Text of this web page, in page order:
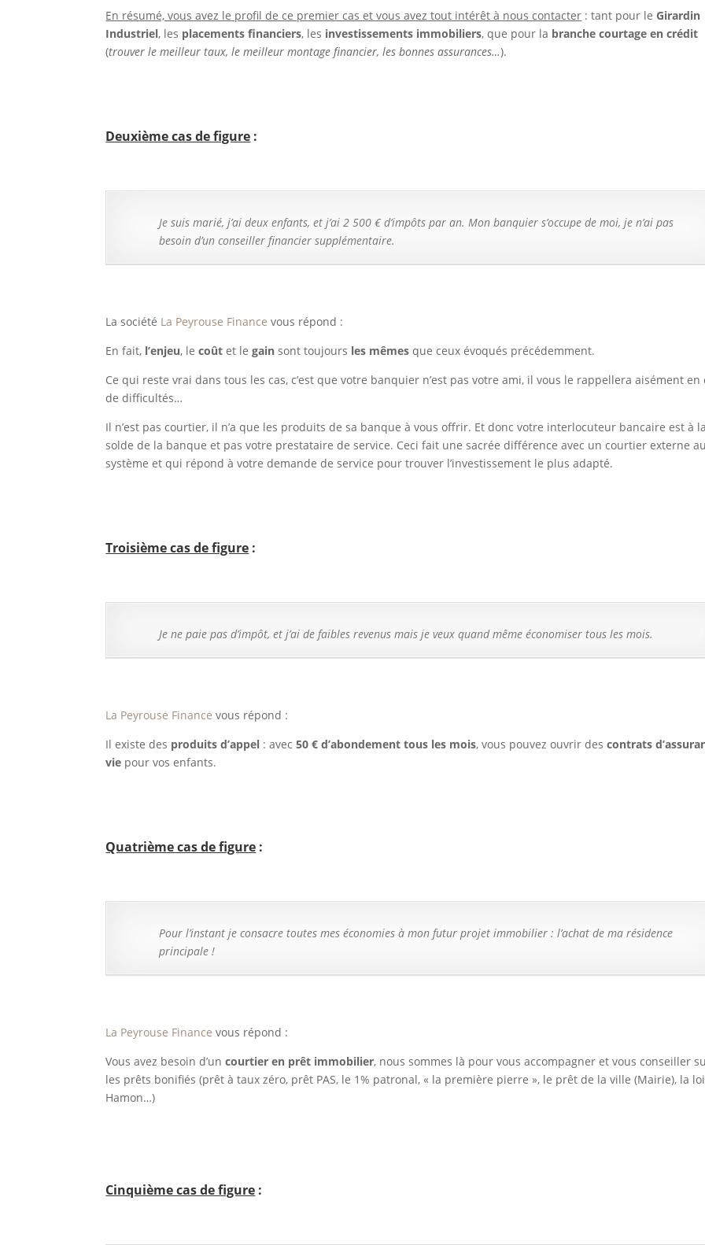
En résumé, vous avez le profil de ce premier cas et vous avez tout intérêt à nous contacter : tant pour leGirardin
Industriel, les placements financiers, les investissements immobiliers, que pour la branche courtage en crédit
(trouver le meilleur taux, le meilleur montage financier, les bonnes assurances…).
Deuxième cas de figure :
Je suis marié, j’ai deux enfants, et j’ai 2 500 € d’impôts par an. Mon banquier s’occupe de moi, je n’ai pas
besoin d’un conseiller financier supplémentaire.
La société La Peyrouse Finance vous répond :
En fait, l’enjeu, le coût et legain sont toujours les mêmes que ceux évoqués précédemment.
Ce qui reste vrai dans tous les cas, c’est que votre banquier n’est pas votre ami, il vous le rappellera aisément en
de difficultés…
Il n’est pas courtier, il n’a que les produits de sa banque à vous offrir. Et donc votre interlocuteur bancaire est à
solde de la banque et pas votre prestataire de service. Ceci fait une sacrée différence avec un courtier externe
système et qui répond à votre demande de service pour trouver l’investissement le plus adapté.
Troisième cas de figure :
Je ne paie pas d’impôt, et j’ai de faibles revenus mais je veux quand même économiser tous les mois.
La Peyrouse Finance vous répond :
Il existe des produits d’appel : avec50 € d’abondement tous les mois, vous pouvez ouvrir descontrats
vie pour vos enfants.
Quatrième cas de figure :
Pour l’instant je consacre toutes mes économies à mon futur projet immobilier : l’achat de ma résidence
principale !
La Peyrouse Financevous répond :
Vous avez besoin d’uncourtier en prêt immobilier, nous sommes là pour vous accompagner et vous conseiller
les prêts bonifiés (prêt à taux zéro, prêt PAS, le 1% patronal, « la première pierre », le prêt de la ville (Mairie), la loi
Hamon…)
Cinquième cas de figure :